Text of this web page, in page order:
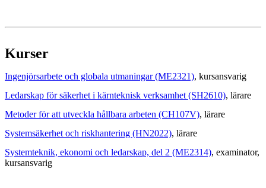
Kurser
Ingenjörsarbete och globala utmaningar (ME2321), kursansvarig
Ledarskap för säkerhet i kärnteknisk verksamhet (SH2610), lärare
Metoder för att utveckla hållbara arbeten (CH107V), lärare
Systemsäkerhet och riskhantering (HN2022), lärare
Systemteknik, ekonomi och ledarskap, del 2 (ME2314), examinator,
kursansvarig